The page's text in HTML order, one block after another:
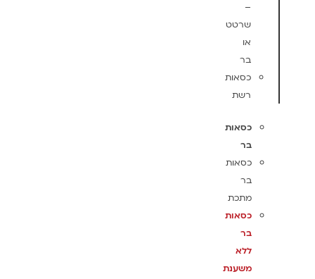
–
שרטט
או
בר
כסאות
רשת
כסאות
בר
כסאות
בר
מתכת
כסאות
בר
ללא
משענת